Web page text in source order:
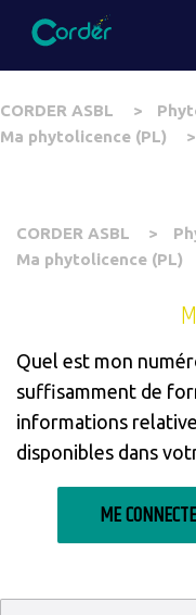
Aller
contenu
principal
You
are
CORDER ASBL
Ma phytolicence (PL)
You
are
CORDER ASBL
Ma phytolicence (PL)
Quel est mon
suffisamment de
informations
disponibles dans
ME